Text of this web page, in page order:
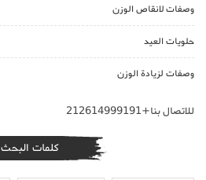
وصفات لانقاص الوزن
حلويات العيد
وصفات لزيادة الوزن
للاتصال بنا+212614999191
كلمات البحث